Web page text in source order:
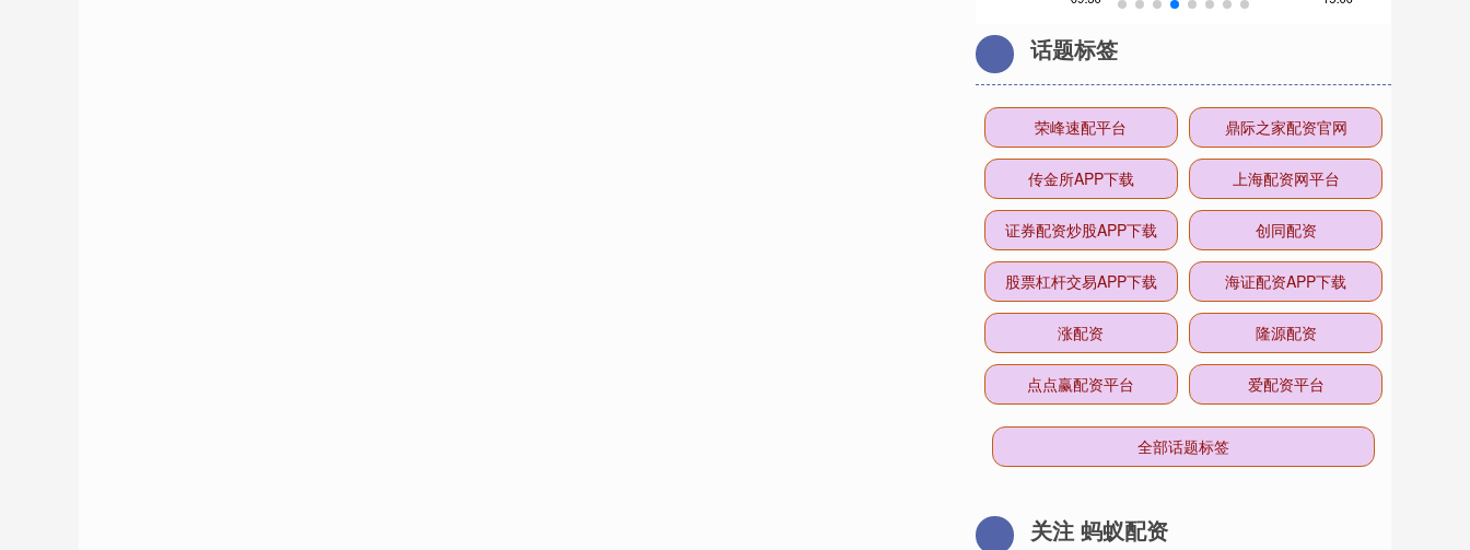
话题标签
荣峰速配平台 鼎际之家配资官网
传金所APP下载 上海配资网平台
证券配资炒股APP下载 创同配资
股票杠杆交易APP下载 海证配资APP下载
涨配资 隆源配资
点点赢配资平台 爱配资平台
全部话题标签
关注 蚂蚁配资